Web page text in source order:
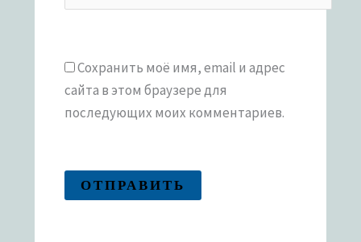
Сохранить моё имя, email и адрес
сайта в этом браузере для
последующих моих комментариев.